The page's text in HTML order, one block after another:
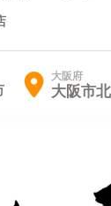
大阪府
大阪市